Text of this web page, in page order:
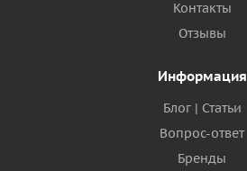
Контакты
Отзывы
Информация
Блог | Статьи
Вопрос-ответ
Бренды